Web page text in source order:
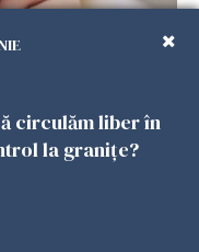
200 de euro
circulăm liber în
la granițe?